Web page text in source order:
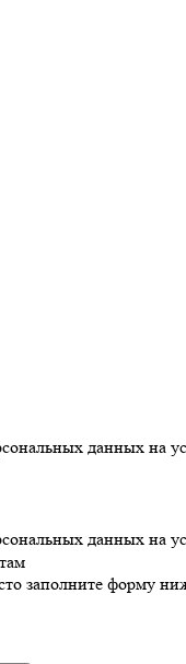
данных на
данных на
заполните форму